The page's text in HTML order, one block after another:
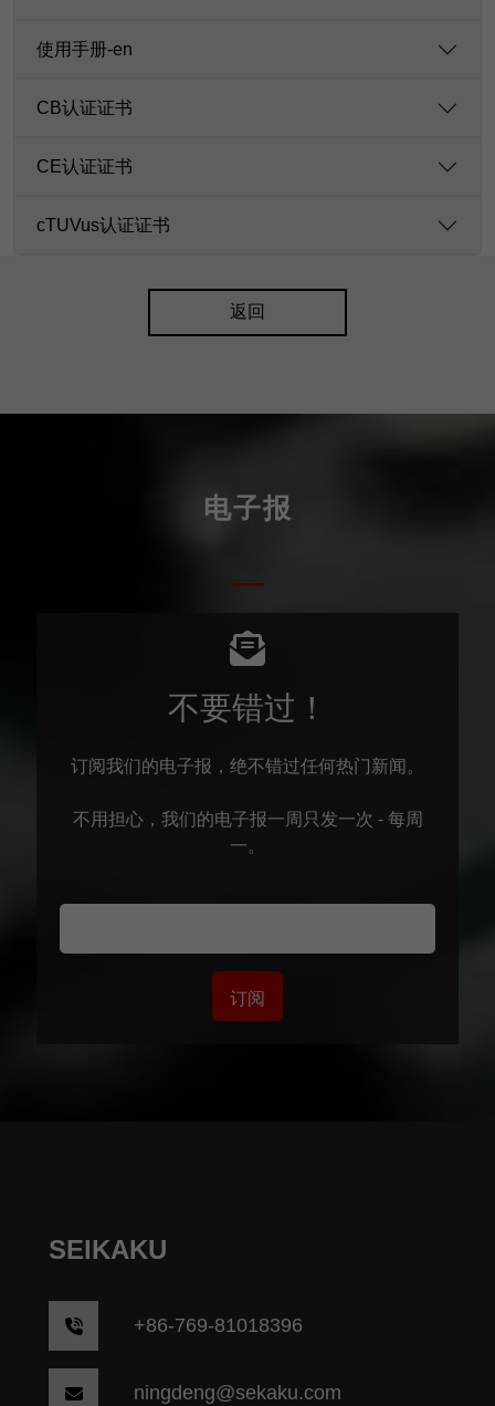
使用手册-en
CB认证证书
CE认证证书
cTUVus认证证书
返回
电子报
不要错过！
订阅我们的电子报，绝不错过任何热门新闻。
不用担心，我们的电子报一周只发一次 - 每周
一。
订阅
SEIKAKU
+86-769-81018396
ningdeng@sekaku.com